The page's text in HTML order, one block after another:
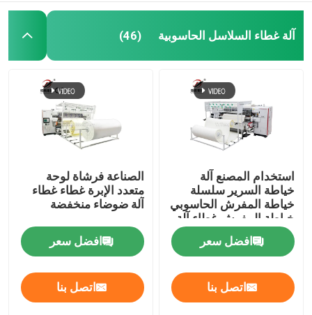
آلة طلاء الكمبيوتر
آلة القطع المحوسبة
آلة تدوير الأقمشة
آلة صنع المراتب
أجزاء من آلة الغطاء
آلة غطاء السلاسل الحاسوبية (46)
استخدام المصنع آلة
خياطة السرير سلسلة
خياطة المفرش الحاسوبي
خياطة المفرش غطاء آلة
افضل سعر
اتصل بنا
الصناعة فرشاة لوحة
متعدد الإبرة غطاء غطاء
آلة ضوضاء منخفضة
افضل سعر
اتصل بنا